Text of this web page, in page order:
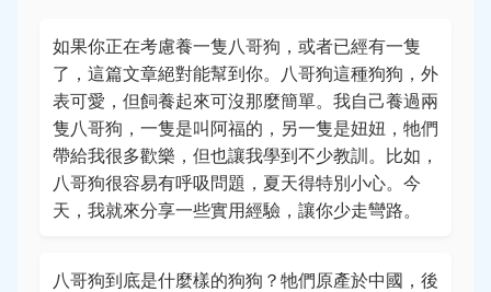
如果你正在考慮養一隻八哥狗，或者已經有一隻
了，這篇文章絕對能幫到你。八哥狗這種狗狗，外
表可愛，但飼養起來可沒那麼簡單。我自己養過兩
隻八哥狗，一隻是叫阿福的，另一隻是妞妞，牠們
帶給我很多歡樂，但也讓我學到不少教訓。比如，
八哥狗很容易有呼吸問題，夏天得特別小心。今
天，我就來分享一些實用經驗，讓你少走彎路。
八哥狗到底是什麼樣的狗狗？牠們原產於中國，後